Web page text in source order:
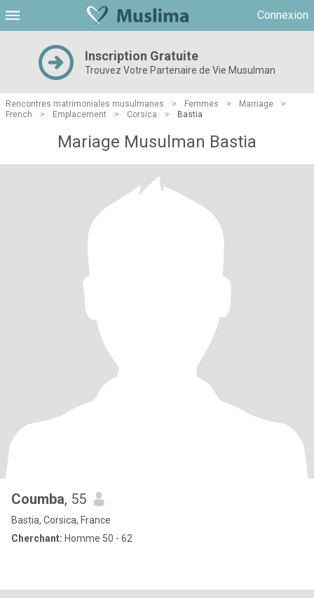
Connexion
Inscription Gratuite
Trouvez Votre Partenaire de Vie Musulman
Rencontres matrimoniales musulmanes > Femmes > Marriage
>
French
> Emplacement > Corsica > Bastia
Mariage Musulman Bastia
Coumba, 55
Bastia, Corsica, France
Cherchant: Homme 50 - 62